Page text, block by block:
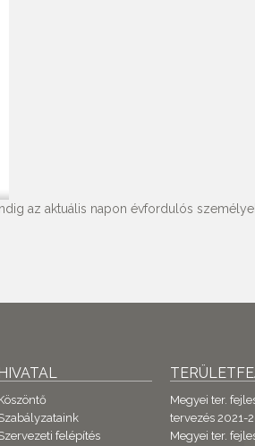
az aktuális napon évfordulós
HIVATAL
felépítés
Megyei ter.
tervezés 2021-
Megyei ter.